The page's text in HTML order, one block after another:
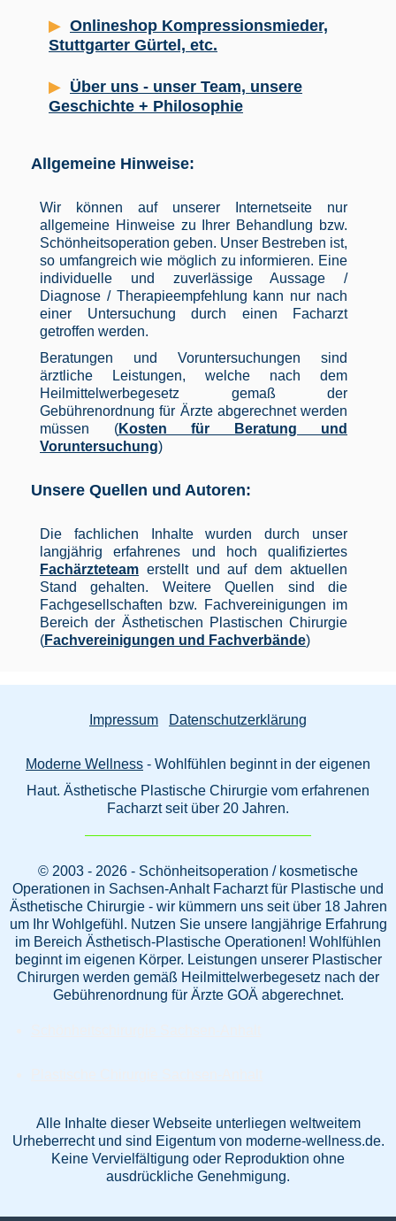
Onlineshop Kompressionsmieder,
Stuttgarter Gürtel, etc.
Über uns - unser Team, unsere
Geschichte + Philosophie
Allgemeine Hinweise:
Wir können auf unserer Internetseite nur
allgemeine Hinweise zu Ihrer Behandlung bzw.
Schönheitsoperation geben. Unser Bestreben ist,
so umfangreich wie möglich zu informieren. Eine
individuelle und zuverlässige Aussage /
Diagnose / Therapieempfehlung kann nur nach
einer Untersuchung durch einen Facharzt
getroffen werden.
Beratungen und Voruntersuchungen sind
ärztliche Leistungen, welche nach dem
Heilmittelwerbegesetz gemaß der
Gebührenordnung für Ärzte abgerechnet werden
müssen (Kosten für Beratung und
Voruntersuchung)
Unsere Quellen und Autoren:
Die fachlichen Inhalte wurden durch unser
langjährig erfahrenes und hoch qualifiziertes
Fachärzteteam erstellt und auf dem aktuellen
Stand gehalten. Weitere Quellen sind die
Fachgesellschaften bzw. Fachvereinigungen im
Bereich der Ästhetischen Plastischen Chirurgie
(Fachvereinigungen und Fachverbände)
Impressum Datenschutzerklärung
Moderne Wellness - Wohlfühlen beginnt in der eigenen
Haut. Ästhetische Plastische Chirurgie vom erfahrenen
Facharzt seit über 20 Jahren.
© 2003 - 2026 - Schönheitsoperation / kosmetische
Operationen in Sachsen-Anhalt Facharzt für Plastische und
Ästhetische Chirurgie - wir kümmern uns seit über 18 Jahren
um Ihr Wohlgefühl. Nutzen Sie unsere langjährige Erfahrung
im Bereich Ästhetisch-Plastische Operationen! Wohlfühlen
beginnt im eigenen Körper. Leistungen unserer Plastischer
Chirurgen werden gemäß Heilmittelwerbegesetz nach der
Gebührenordnung für Ärzte GOÄ abgerechnet.
Alle Inhalte dieser Webseite unterliegen weltweitem
Urheberrecht und sind Eigentum von moderne-wellness.de.
Keine Vervielfältigung oder Reproduktion ohne
ausdrückliche Genehmigung.